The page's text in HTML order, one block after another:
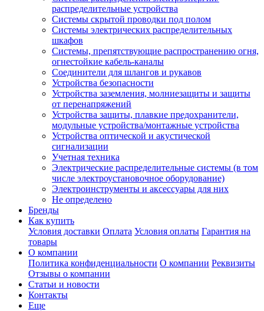
распределительные устройства
Системы скрытой проводки под полом
Системы электрических распределительных
шкафов
Системы, препятствующие распространению огня,
огнестойкие кабель-каналы
Соединители для шлангов и рукавов
Устройства безопасности
Устройства заземления, молниезащиты и защиты
от перенапряжений
Устройства защиты, плавкие предохранители,
модульные устройства/монтажные устройства
Устройства оптической и акустической
сигнализации
Учетная техника
Электрические распределительные системы (в том
числе электроустановочное оборудование)
Электроинструменты и аксессуары для них
Не определено
Бренды
Как купить
Условия доставки Оплата Условия оплаты Гарантия на
товары
О компании
Политика конфиденциальности О компании Реквизиты
Отзывы о компании
Статьи и новости
Контакты
Еще